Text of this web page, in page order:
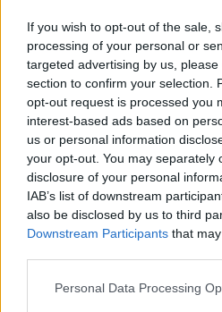
If you wish to opt-out of the sale,
processing of your personal or
targeted advertising by us,
section to confirm your selection.
opt-out request is processed you
interest-based ads based on
us or personal information
your opt-out. You may separately
disclosure of your personal
IAB’s list of downstream
also be disclosed by us to third
Downstream Participants that
Please note that this website/app
Personal Data Processing